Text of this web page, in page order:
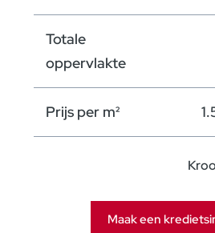
Totale
oppervlakte
Prijs per m²
Sleutel-op-de-
Maak een